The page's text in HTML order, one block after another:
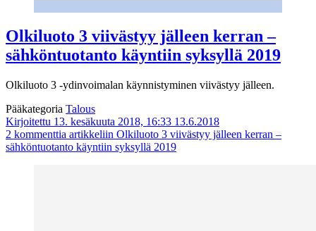
Olkiluoto 3 viivästyy jälleen kerran –
sähköntuotanto käyntiin syksyllä 2019
Olkiluoto 3 -ydinvoimalan käynnistyminen viivästyy jälleen.
Pääkategoria Talous
Kirjoitettu 13. kesäkuuta 2018, 16:33 13.6.2018
2 kommenttia artikkeliin Olkiluoto 3 viivästyy jälleen kerran –
sähköntuotanto käyntiin syksyllä 2019